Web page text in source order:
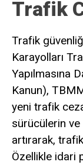
Trafik
Trafik
Karayolları
Yapılmasına
Kanun),
yeni trafik
sürücülerin ve
artırarak,
Özellikle idari